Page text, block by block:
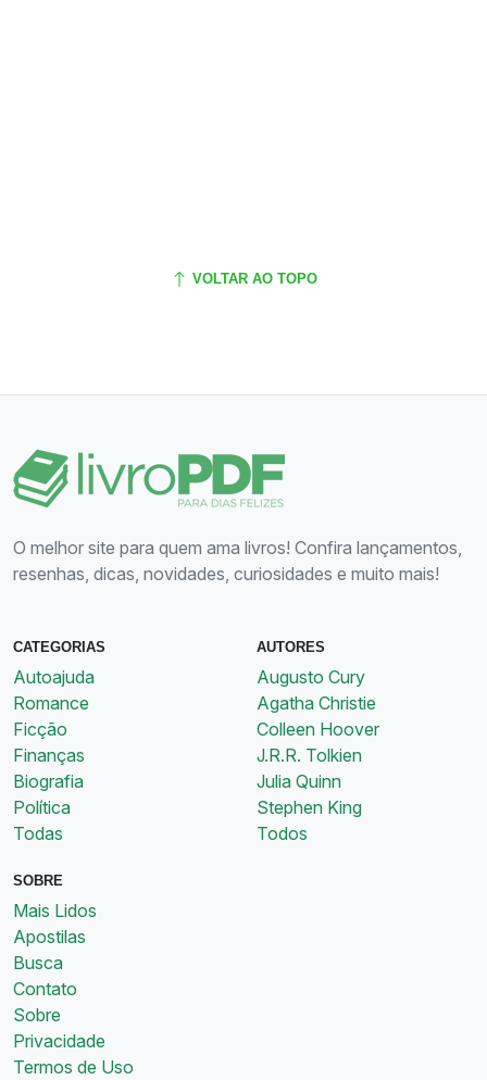
VOLTAR AO TOPO
O melhor site para quem ama livros! Confira lançamentos,
resenhas, dicas, novidades, curiosidades e muito mais!
CATEGORIAS
Autoajuda
Romance
Ficção
Finanças
Biografia
Política
Todas
AUTORES
Augusto Cury
Agatha Christie
Colleen Hoover
J.R.R. Tolkien
Julia Quinn
Stephen King
Todos
SOBRE
Mais Lidos
Apostilas
Busca
Contato
Sobre
Privacidade
Termos de Uso